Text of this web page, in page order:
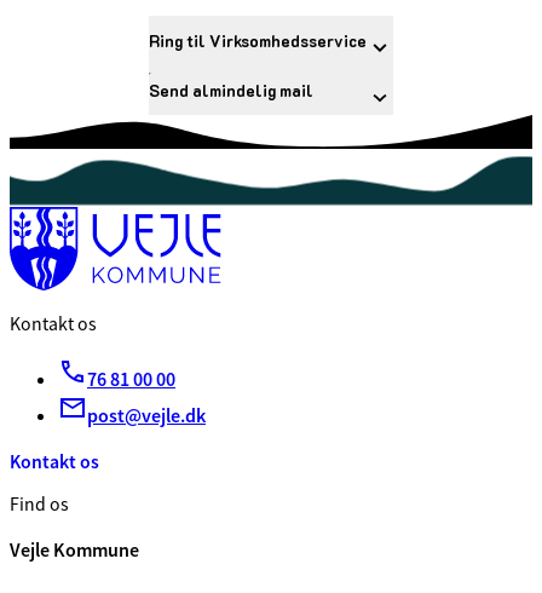
Ring til Virksomhedsservice
Send almindelig mail
Kontakt os
76 81 00 00
post@vejle.dk
Kontakt os
Find os
Vejle Kommune